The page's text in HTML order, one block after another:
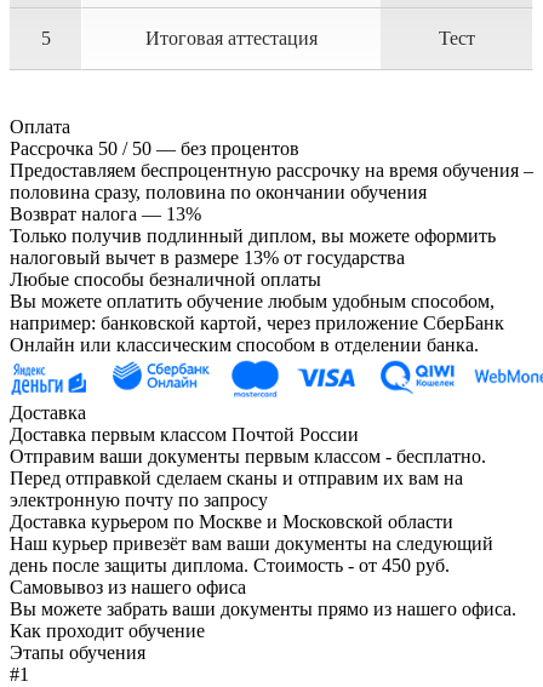
5 Итоговая аттестация Тест
Оплата
Рассрочка 50 / 50 — без процентов
Предоставляем беспроцентную рассрочку на время обучения –
половина сразу, половина по окончании обучения
Возврат налога — 13%
Только получив подлинный диплом, вы можете оформить
налоговый вычет в размере 13% от государства
Любые способы безналичной оплаты
Вы можете оплатить обучение любым удобным способом,
например: банковской картой, через приложение СберБанк
Онлайн или классическим способом в отделении банка.
Доставка
Доставка первым классом Почтой России
Отправим ваши документы первым классом - бесплатно.
Перед отправкой сделаем сканы и отправим их вам на
электронную почту по запросу
Доставка курьером по Москве и Московской области
Наш курьер привезёт вам ваши документы на следующий
день после защиты диплома. Стоимость - от 450 руб.
Самовывоз из нашего офиса
Вы можете забрать ваши документы прямо из нашего офиса.
Как проходит обучение
Этапы обучения
#1